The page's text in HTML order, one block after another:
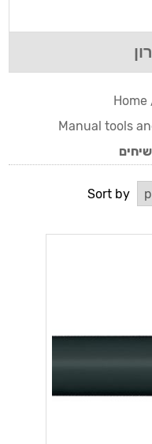
Home
Manual tools
Sort by